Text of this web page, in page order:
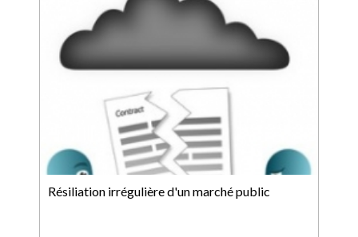
Résiliation irrégulière d'un marché public